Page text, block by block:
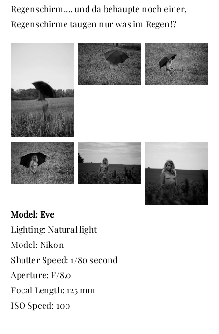
Regenschirm…. und da behaupte noch einer,
Regenschirme taugen nur was im Regen!?
Model: Eve
Lighting: Natural light
Model: Nikon
Shutter Speed: 1/80 second
Aperture: F/8.0
Focal Length: 125 mm
ISO Speed: 100